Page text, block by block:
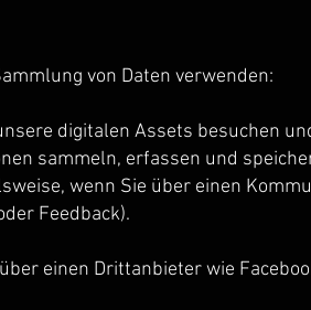
von Daten verwenden:
digitalen Assets besuchen
sammeln, erfassen und
wenn Sie über einen
Feedback).
einen Drittanbieter wie